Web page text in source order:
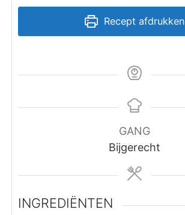
Recept afdrukken
GANG
Bijgerecht
INGREDIËNTEN